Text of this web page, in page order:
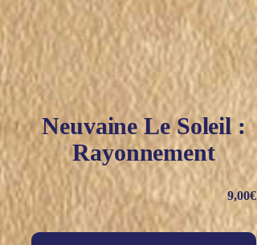
Neuvaine Le Soleil :
Rayonnement
9,00€